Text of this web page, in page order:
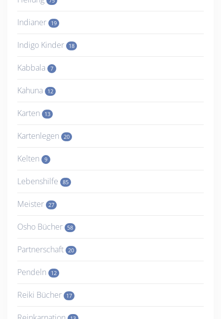
Indianer 19
Indigo Kinder 18
Kabbala 7
Kahuna 12
Karten 13
Kartenlegen 20
Kelten 9
Lebenshilfe 85
Meister 27
Osho Bücher 58
Partnerschaft 20
Pendeln 12
Reiki Bücher 17